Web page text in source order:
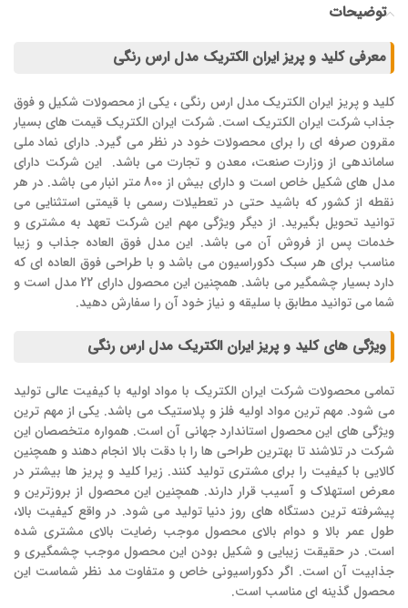
توضیحات
معرفی کلید و پریز ایران الکتریک مدل ارس رنگی
کلید و پریز ایران الکتریک مدل ارس رنگی ، یکی از محصولات شکیل و فوق
جذاب شرکت ایران الکتریک است. شرکت ایران الکتریک قیمت های بسیار
مقرون صرفه ای را برای محصولات خود در نظر می گیرد. دارای نماد ملی
ساماندهی از وزارت صنعت، معدن و تجارت می باشد. این شرکت دارای
مدل های شکیل خاص است و دارای بیش از 800 متر انبار می باشد. در هر
نقطه از کشور که باشید حتی در تعطیلات رسمی با قیمتی استثنایی می
توانید تحویل بگیرید. از دیگر ویژگی مهم این شرکت تعهد به مشتری و
خدمات پس از فروش آن می باشد. این مدل فوق العاده جذاب و زیبا
مناسب برای هر سبک دکوراسیون می باشد و با طراحی فوق العاده ای که
دارد بسیار چشمگیر می باشد. همچنین این محصول دارای 22 مدل است و
شما می توانید مطابق با سلیقه و نیاز خود آن را سفارش دهید.
ویژگی های کلید و پریز ایران الکتریک مدل ارس رنگی
تمامی محصولات شرکت ایران الکتریک با مواد اولیه با کیفیت عالی تولید
می شود. مهم ترین مواد اولیه فلز و پلاستیک می باشد. یکی از مهم ترین
ویژگی های این محصول استاندارد جهانی آن است. همواره متخصصان این
شرکت در تلاشند تا بهترین طراحی ها را با دقت بالا انجام دهند و همچنین
کالایی با کیفیت را برای مشتری تولید کنند. زیرا کلید و پریز ها بیشتر در
معرض استهلاک و آسیب قرار دارند. همچنین این محصول از بروزترین و
پیشرفته ترین دستگاه های روز دنیا تولید می شود. در واقع کیفیت بالا،
طول عمر بالا و دوام بالای محصول موجب رضایت بالای مشتری شده
است. در حقیقت زیبایی و شکیل بودن این محصول موجب چشمگیری و
جذابیت آن است. اگر دکوراسیونی خاص و متفاوت مد نظر شماست این
محصول گذینه ای مناسب است.